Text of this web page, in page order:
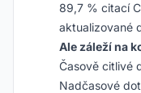
89,7 % citací
aktualizované
Ale záleží na
Časově citlivé
Nadčasové